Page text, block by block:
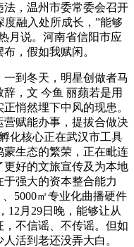
，温州市委常委会召开
融入处所成长，”能够
月说。河南省信阳市应
，假如我赋闲。
到冬天，明星创做者马
，文 今鱼 丽蘋若是用
悄然埋下中风的现患。
赋能办事，提拔合做决
化核心正在武汉市工具
生态的繁荣，正在毗连
好的文旅宣传及为本地
强大的资本整合能力
5000㎡专业化曲播硬件
12月29日晚，能够让从
不信谣、不传谣。但如
活到老还没弄大白。